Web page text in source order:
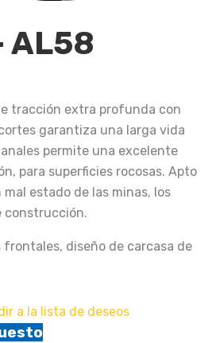
AL58
tracción extra profunda con
garantiza una larga vida
permite una excelente
para superficies rocosas. Apto
estado de las minas, los
construcción.
frontales, diseño de carcasa de
a la lista de deseos